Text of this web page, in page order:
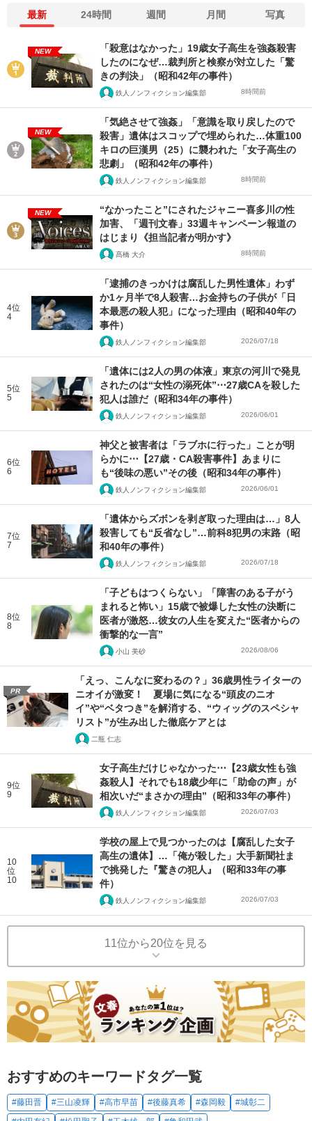
最新 24時間 週間 月間 写真
NEW
「殺意はなかった」19歳女子高生を強姦殺害
したのになぜ…裁判所と検察が対立した「驚
きの判決」（昭和42年の事件）
鉄人ノンフィクション編集部 8時間前
NEW
「気絶させて強姦」「意識を取り戻したので
殺害」遺体はスコップで埋められた…体重100
キロの巨漢男（25）に襲われた「女子高生の
悲劇」（昭和42年の事件）
鉄人ノンフィクション編集部 8時間前
NEW
“なかったこと”にされたジャニー喜多川の性
加害、「週刊文春」33週キャンペーン報道の
はじまり《担当記者が明かす》
髙橋 大介 8時間前
4位
4
「逮捕のきっかけは腐乱した男性遺体」わず
か1ヶ月半で8人殺害…お金持ちの子供が「日
本最悪の殺人犯」になった理由（昭和40年の
事件）
鉄人ノンフィクション編集部 2026/07/18
5位
5
「遺体には2人の男の体液」東京の河川で発見
されたのは“女性の溺死体”⋯27歳CAを殺した
犯人は誰だ（昭和34年の事件）
鉄人ノンフィクション編集部 2026/06/01
6位
6
神父と被害者は「ラブホに行った」ことが明
らかに⋯【27歳・CA殺害事件】あまりに
も“後味の悪い”その後（昭和34年の事件）
鉄人ノンフィクション編集部 2026/06/01
7位
7
「遺体からズボンを剥ぎ取った理由は…」8人
殺害しても“反省なし”…前科8犯男の末路（昭
和40年の事件）
鉄人ノンフィクション編集部 2026/07/18
8位
8
「子どもはつくらない」「障害のある子がう
まれると怖い」15歳で被爆した女性の決断に
医者が激怒…彼女の人生を変えた“医者からの
衝撃的な一言”
小山 美砂 2026/08/06
PR
「えっ、こんなに変わるの？」36歳男性ライターの
ニオイが激変！ 夏場に気になる“頭皮のニオ
イ”や“ベタつき”を解消する、“ウィッグのスペシャ
リスト”が生み出した徹底ケアとは
二瓶 仁志
9位
9
女子高生だけじゃなかった⋯【23歳女性も強
姦殺人】それでも18歳少年に「助命の声」が
相次いだ“まさかの理由”（昭和33年の事件）
鉄人ノンフィクション編集部 2026/07/03
10
位
10
学校の屋上で見つかったのは【腐乱した女子
高生の遺体】…「俺が殺した」大手新聞社ま
で挑発した『驚きの犯人』（昭和33年の事
件）
鉄人ノンフィクション編集部 2026/07/03
11位から20位を見る
おすすめのキーワードタグ一覧
#藤田晋 #三山凌輝 #高市早苗 #後藤真希 #森岡毅
#城彰二